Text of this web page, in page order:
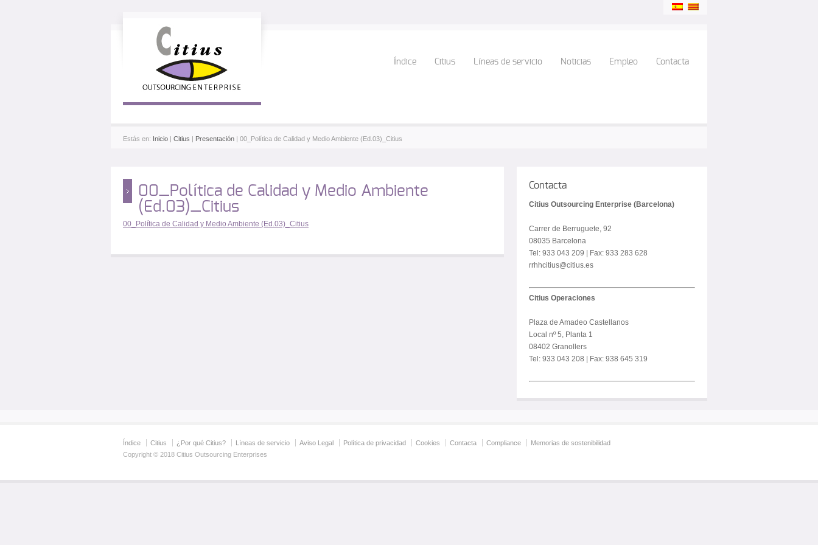
Índice Citius Líneas de servicio Noticias Empleo Contacta
Estás en: Inicio | Citius | Presentación | 00_Política de Calidad y Medio Ambiente (Ed.03)_Citius
00_Política de Calidad y Medio Ambiente
(Ed.03)_Citius
00_Política de Calidad y Medio Ambiente (Ed.03)_Citius
Contacta
Citius Outsourcing Enterprise (Barcelona)
Carrer de Berruguete, 92
08035 Barcelona
Tel: 933 043 209 | Fax: 933 283 628
rrhhcitius@citius.es
Citius Operaciones
Plaza de Amadeo Castellanos
Local nº 5, Planta 1
08402 Granollers
Tel: 933 043 208 | Fax: 938 645 319
Índice Citius ¿Por qué Citius? Líneas de servicio Aviso Legal Política de privacidad Cookies Contacta Compliance
Memorias de sostenibilidad
Copyright © 2018 Citius Outsourcing Enterprises